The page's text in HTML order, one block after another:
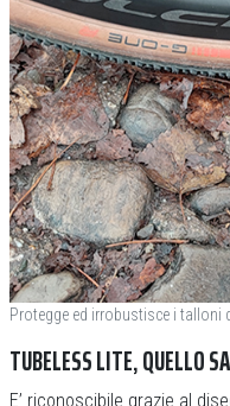
Protegge ed irrobustisce i talloni
TUBELESS LITE, QUELLO
E’ riconoscibile grazie al